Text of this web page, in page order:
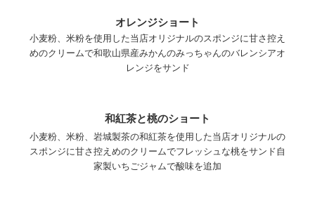
オレンジショート
小麦粉、米粉を使用した当店オリジナルのスポンジに甘さ控え
めのクリームで和歌山県産みかんのみっちゃんのバレンシアオ
レンジをサンド
和紅茶と桃のショート
小麦粉、米粉、岩城製茶の和紅茶を使用した当店オリジナルの
スポンジに甘さ控えめのクリームでフレッシュな桃をサンド自
家製いちごジャムで酸味を追加